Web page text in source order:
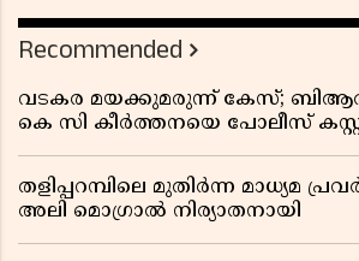
റിപ്പോർട്ട് പുറത്ത്
Recommended
വടകര മയക്കുമരുന്ന് കേസ്;
കെ സി കീർത്തനയെ പോലീസ്
തളിപ്പറമ്പിലെ മുതിർന്ന മാധ്യമ
അലി മൊഗ്രാൽ നിര്യാതനായി